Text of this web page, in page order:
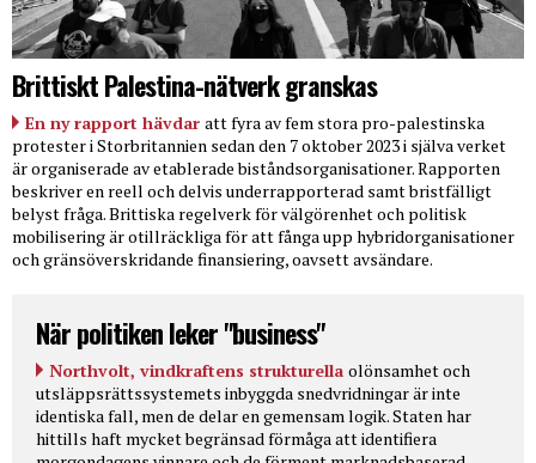
Brittiskt Palestina-nätverk granskas
En ny rapport hävdar att fyra av fem stora pro-palestinska
protester i Storbritannien sedan den 7 oktober 2023 i själva verket
är organiserade av etablerade biståndsorganisationer. Rapporten
beskriver en reell och delvis underrapporterad samt bristfälligt
belyst fråga. Brittiska regelverk för välgörenhet och politisk
mobilisering är otillräckliga för att fånga upp hybridorganisationer
och gränsöverskridande finansiering, oavsett avsändare.
När politiken leker "business"
Northvolt, vindkraftens strukturella olönsamhet och
utsläppsrättssystemets inbyggda snedvridningar är inte
identiska fall, men de delar en gemensam logik. Staten har
hittills haft mycket begränsad förmåga att identifiera